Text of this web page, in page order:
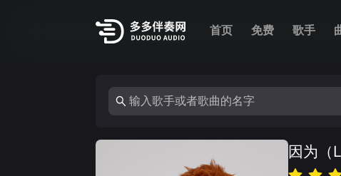
首页 免费 歌手
因为（